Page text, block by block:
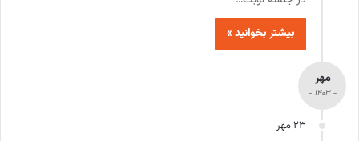
بیشتر بخوانید »
مهر
- 1403 -
23 مهر